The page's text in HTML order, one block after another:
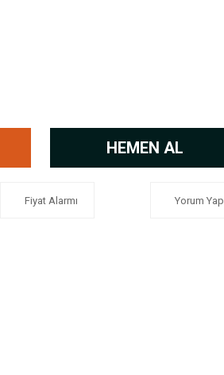
HEMEN AL
Fiyat Alarmı Yorum Yap